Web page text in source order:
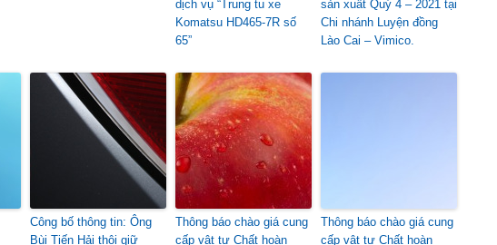
dịch vụ “Trung tu xe
Komatsu HD465-7R số
65”
sản xuất Quý 4 – 2021 tại
Chi nhánh Luyện đồng
Lào Cai – Vimico.
Công bố thông tin: Ông
Bùi Tiến Hải thôi giữ
Thông báo chào giá cung
cấp vật tư Chất hoàn
Thông báo chào giá cung
cấp vật tư Chất hoàn